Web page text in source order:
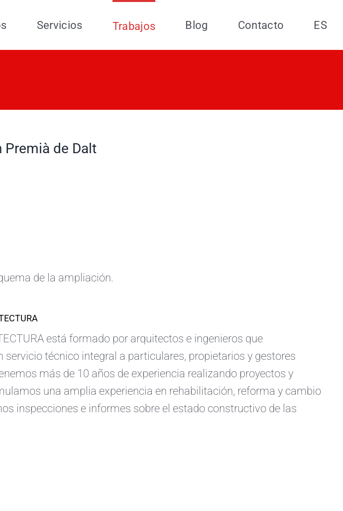
Servicios Trabajos Blog Contacto ES
Premià de Dalt
de la ampliación.
está formado por arquitectos e ingenieros que
servicio técnico integral a particulares, propietarios y gestores
más de 10 años de experiencia realizando proyectos y
una amplia experiencia en rehabilitación, reforma y cambio
inspecciones e informes sobre el estado constructivo de las